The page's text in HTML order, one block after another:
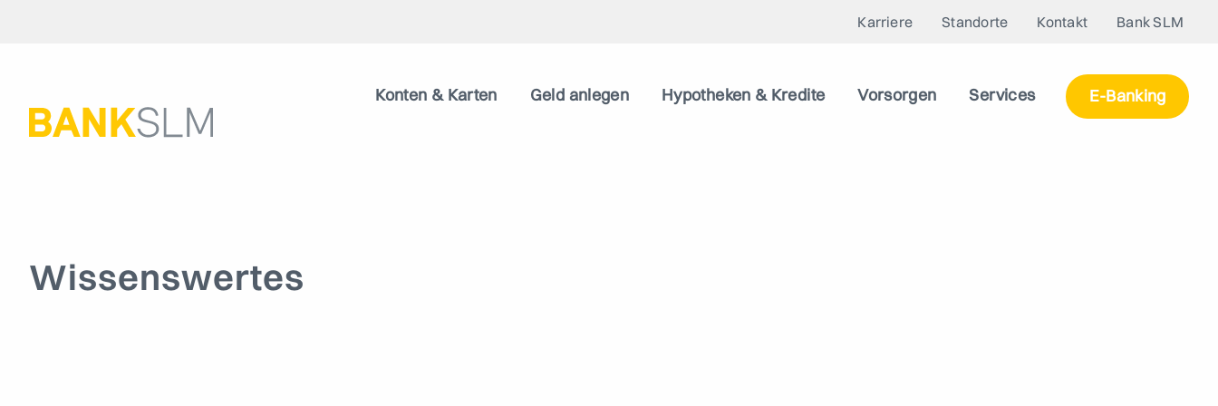
Karriere Standorte Kontakt Bank SLM
Konten & Karten Geld anlegen Hypotheken & Kredite Vorsorgen Services E-Banking
Wissenswertes